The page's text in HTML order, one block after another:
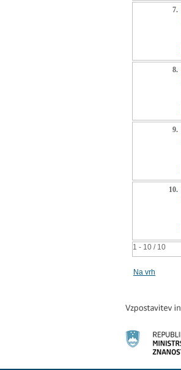
1 - 10 / 10
7.
8.
9.
10.
Na vrh